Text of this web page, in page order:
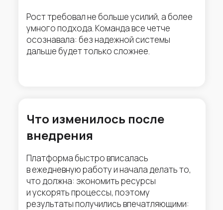
Платформа быстро вписалась
в ежедневную работу и начала делать то,
что должна: экономить ресурсы
и ускорять процессы, поэтому
результаты получились впечатляющими:
Что изменилось после
внедрения
Рост требовал не больше усилий, а более
умного подхода. Команда все четче
осознавала: без надежной системы
дальше будет только сложнее.